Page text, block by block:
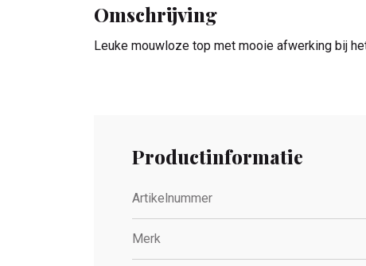
Omschrijving
Leuke mouwloze top met mooie afwerking bij
Productinformatie
Artikelnummer
Merk